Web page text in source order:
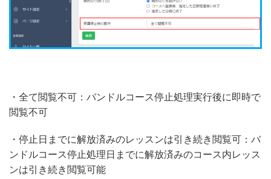
・全て閲覧不可：バンドルコース停止処理実行後に即時で
閲覧不可
・停止日までに解放済みのレッスンは引き続き閲覧可：バ
ンドルコース停止処理日までに解放済みのコース内レッス
ンは引き続き閲覧可能